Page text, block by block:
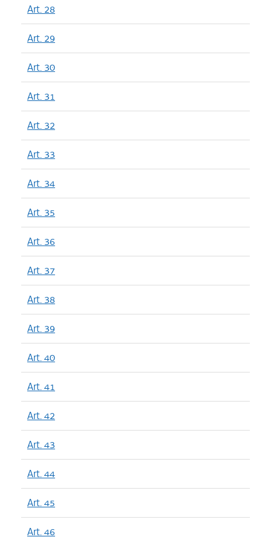
Art. 28
Art. 29
Art. 30
Art. 31
Art. 32
Art. 33
Art. 34
Art. 35
Art. 36
Art. 37
Art. 38
Art. 39
Art. 40
Art. 41
Art. 42
Art. 43
Art. 44
Art. 45
Art. 46